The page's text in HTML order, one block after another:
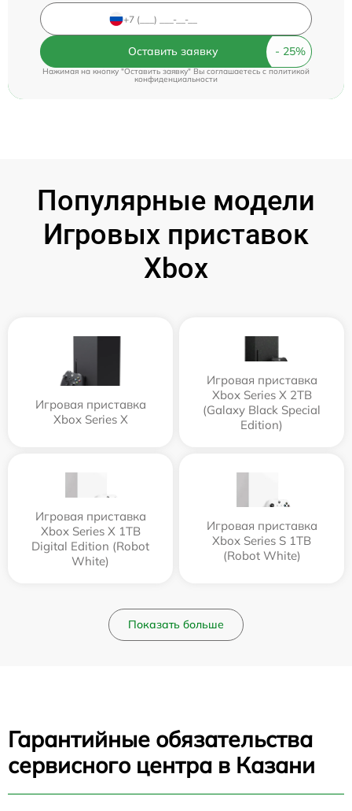
Оставить заявку
Нажимая на кнопку "Оставить заявку" Вы соглашаетесь c политикой
конфиденциальности
Популярные модели
Игровых приставок
Xbox
Игровая приставка
Xbox Series X
Игровая приставка
Xbox Series X 2TB
(Galaxy Black Special
Edition)
Игровая приставка
Xbox Series X 1TB
Digital Edition (Robot
White)
Игровая приставка
Xbox Series S 1TB
(Robot White)
Показать больше
Гарантийные обязательства
сервисного центра в Казани